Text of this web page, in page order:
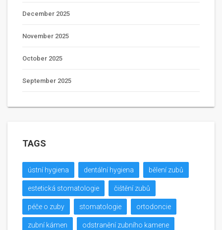
December 2025
November 2025
October 2025
September 2025
TAGS
ústní hygiena dentální hygiena bělení zubů
estetická stomatologie čištění zubů
péče o zuby stomatologie ortodoncie
zubní kámen odstranění zubního kamene